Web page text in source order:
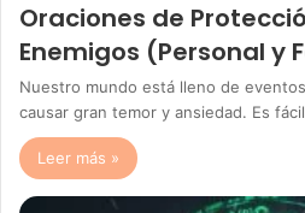
Oraciones de
Enemigos (Personal y
Nuestro mundo está lleno de
causar gran temor y ansiedad. Es
Leer más »